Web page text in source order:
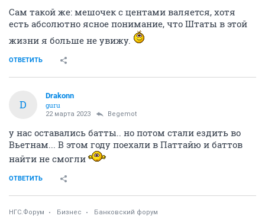
Сам такой же: мешочек с центами валяется, хотя
есть абсолютно ясное понимание, что Штаты в этой
жизни я больше не увижу.
ОТВЕТИТЬ
D
Drakonn
guru
22 марта 2023 Begemot
у нас оставались батты.. но потом стали ездить во
Вьетнам... В этом году поехали в Паттайю и баттов
найти не смогли
ОТВЕТИТЬ
НГС.Форум Бизнес Банковский форум